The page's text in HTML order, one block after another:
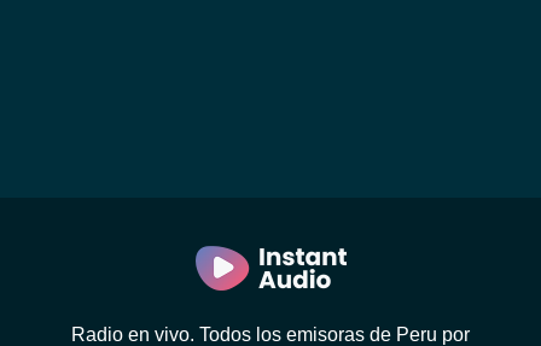
Radio en vivo. Todos los emisoras de Peru por